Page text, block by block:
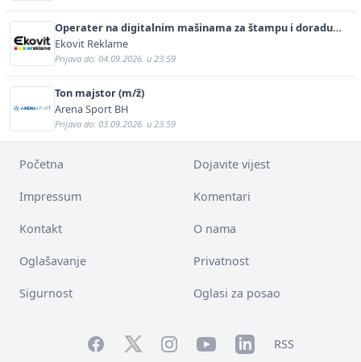
Operater na digitalnim mašinama za štampu i doradu
(m/ž)
Ekovit Reklame
Prijava do: 04.09.2026. u 23:59
Ton majstor (m/ž)
Arena Sport BH
Prijava do: 03.09.2026. u 23:59
Početna Dojavite vijest
Impressum Komentari
Kontakt O nama
Oglašavanje Privatnost
Sigurnost Oglasi za posao
FacebookTwitterInstagramYouTubeLinkedInRSS